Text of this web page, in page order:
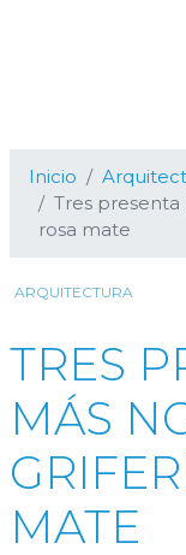
Inicio
Tres presenta
rosa mate
ARQUITECTURA
TRES
MÁS
MATE